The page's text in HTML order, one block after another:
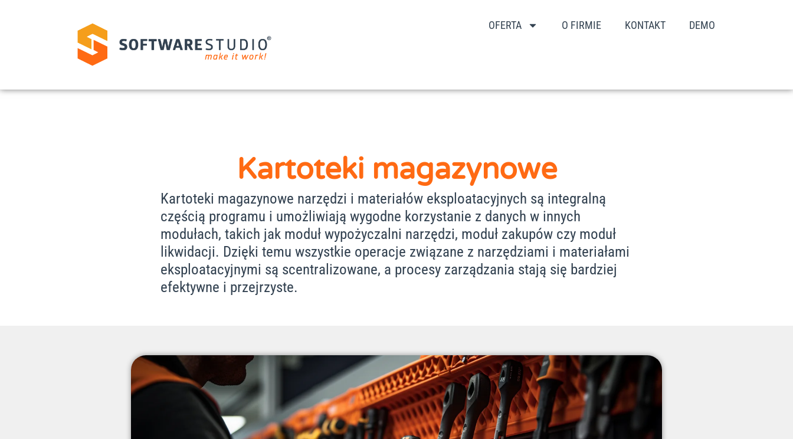
OFERTA O FIRMIE KONTAKT DEMO
Kartoteki magazynowe
Kartoteki magazynowe narzędzi i materiałów eksploatacyjnych są integralną
częścią programu i umożliwiają wygodne korzystanie z danych w innych
modułach, takich jak moduł wypożyczalni narzędzi, moduł zakupów czy moduł
likwidacji. Dzięki temu wszystkie operacje związane z narzędziami i materiałami
eksploatacyjnymi są scentralizowane, a procesy zarządzania stają się bardziej
efektywne i przejrzyste.